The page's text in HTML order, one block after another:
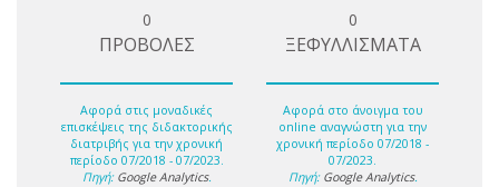
0
ΠΡΟΒΟΛΕΣ
Αφορά στις μοναδικές
επισκέψεις της διδακτορικής
διατριβής για την χρονική
περίοδο 07/2018 - 07/2023.
Πηγή: Google Analytics.
0
ΞΕΦΥΛΛΙΣΜΑΤΑ
Αφορά στο άνοιγμα του
online αναγνώστη για την
χρονική περίοδο 07/2018 -
07/2023.
Πηγή: Google Analytics.